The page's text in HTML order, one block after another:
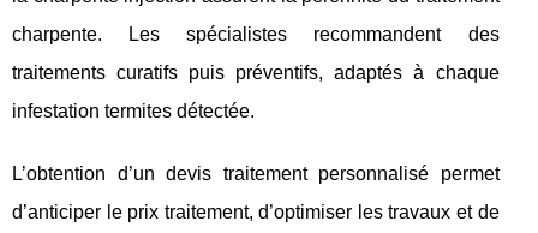
charpente. Les spécialistes recommandent des
traitements curatifs puis préventifs, adaptés à chaque
infestation termites détectée.
L’obtention d’un devis traitement personnalisé permet
d’anticiper le prix traitement, d’optimiser les travaux et de